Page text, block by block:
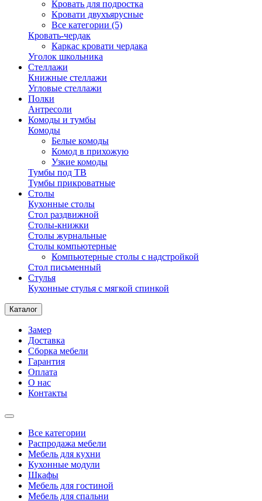
Кровать для подростка
Кровати двухъярусные
Все категории (5)
Кровать-чердак
Каркас кровати чердака
Уголок школьника
Стеллажи
Книжные стеллажи
Угловые стеллажи
Полки
Антресоли
Комоды и тумбы
Комоды
Белые комоды
Комод в прихожую
Узкие комоды
Тумбы под ТВ
Тумбы прикроватные
Столы
Кухонные столы
Стол раздвижной
Столы-книжки
Столы журнальные
Столы компьютерные
Компьютерные столы с надстройкой
Стол письменный
Стулья
Кухонные стулья с мягкой спинкой
Каталог
Замер
Доставка
Сборка мебели
Гарантия
Оплата
О нас
Контакты
Все категории
Распродажа мебели
Мебель для кухни
Кухонные модули
Шкафы
Мебель для гостиной
Мебель для спальни